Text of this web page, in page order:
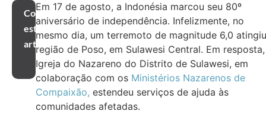
Compartilhar
este
artigo
Em 17 de agosto, a Indonésia marcou seu 80º
aniversário de independência. Infelizmente, no
mesmo dia, um terremoto de magnitude 6,0
região de Poso, em Sulawesi Central. Em
Igreja do Nazareno do Distrito de Sulawesi, em
colaboração com os Ministérios Nazarenos de
Compaixão, estendeu serviços de ajuda às
comunidades afetadas.